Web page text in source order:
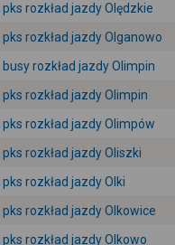
pks rozkład jazdy Olędzkie
pks rozkład jazdy Olganowo
busy rozkład jazdy Olimpin
pks rozkład jazdy Olimpin
pks rozkład jazdy Olimpów
pks rozkład jazdy Oliszki
pks rozkład jazdy Olki
pks rozkład jazdy Olkowice
pks rozkład jazdy Olkowo